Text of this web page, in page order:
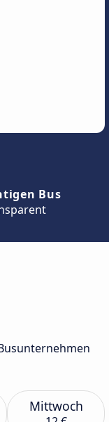
Bus
Mittwoch